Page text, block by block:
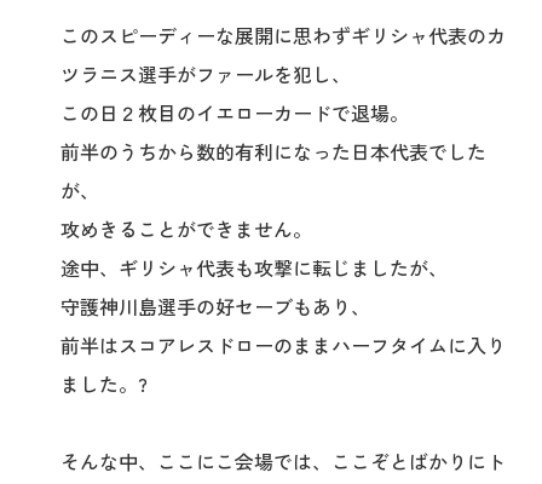
このスピーディーな展開に思わずギリシャ代表のカ
ツラニス選手がファールを犯し、
この日２枚目のイエローカードで退場。
前半のうちから数的有利になった日本代表でした
が、
攻めきることができません。
途中、ギリシャ代表も攻撃に転じましたが、
守護神川島選手の好セーブもあり、
前半はスコアレスドローのままハーフタイムに入り
ました。?
そんな中、ここにこ会場では、ここぞとばかりにト